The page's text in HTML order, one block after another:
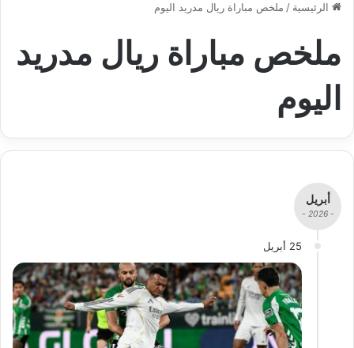
الرئيسية / ملخص مباراة ريال مدريد اليوم
ملخص مباراة ريال مدريد
اليوم
أبريل
- 2026 -
25 أبريل